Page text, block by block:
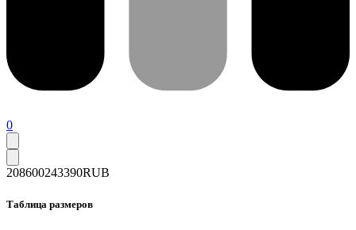
0
208600243390RUB
Таблица размеров